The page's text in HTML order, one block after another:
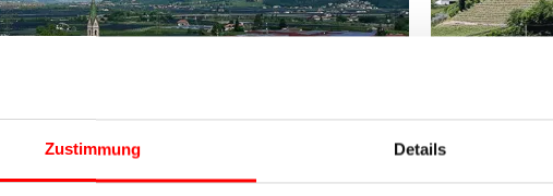
Zustimmung Details